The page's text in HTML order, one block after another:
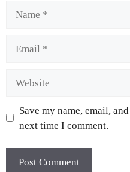
Save my name, email,
next time I comment.